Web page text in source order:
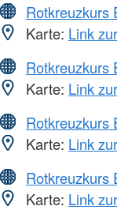
Rotkreuzkurs
Karte: Link
Rotkreuzkurs
Karte: Link
Rotkreuzkurs
Karte: Link
Rotkreuzkurs
Karte: Link